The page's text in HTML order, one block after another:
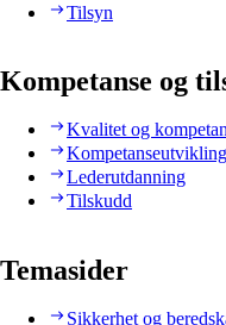
Tilsyn
Kompetanse og
Kvalitet og
Lederutdanning
Tilskudd
Temasider
Sikkerhet og